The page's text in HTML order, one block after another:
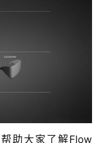
助大家了解Flow